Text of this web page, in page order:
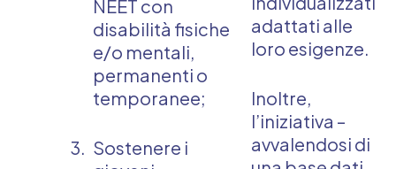
NEET con
disabilità fisiche
e/o mentali,
permanenti o
temporanee;
Sostenere i
adattati alle
loro esigenze.
Inoltre,
l’iniziativa –
avvalendosi di